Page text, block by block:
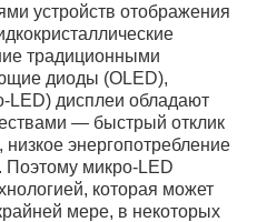
устройств отображения
традиционными
диоды (OLED),
LED) дисплеи обладают
— быстрый отклик
энергопотребление
Поэтому микро-LED
которая может
мере, в некоторых